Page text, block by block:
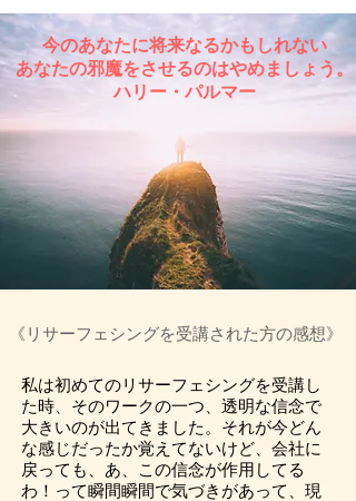
今のあなたに将来なるかもしれない
あなたの邪魔をさせるのはやめましょう。
ハリー・パルマー
​《リサーフェシングを受講された方の感想​​》
私は初めてのリサーフェシングを受講し
た時、そのワークの一つ、透明な信念で
大きいのが出てきました。それが今どん
な感じだったか覚えてないけど、会社に
戻っても、あ、この信念が作用してる
わ！って瞬間瞬間で気づきがあって、現